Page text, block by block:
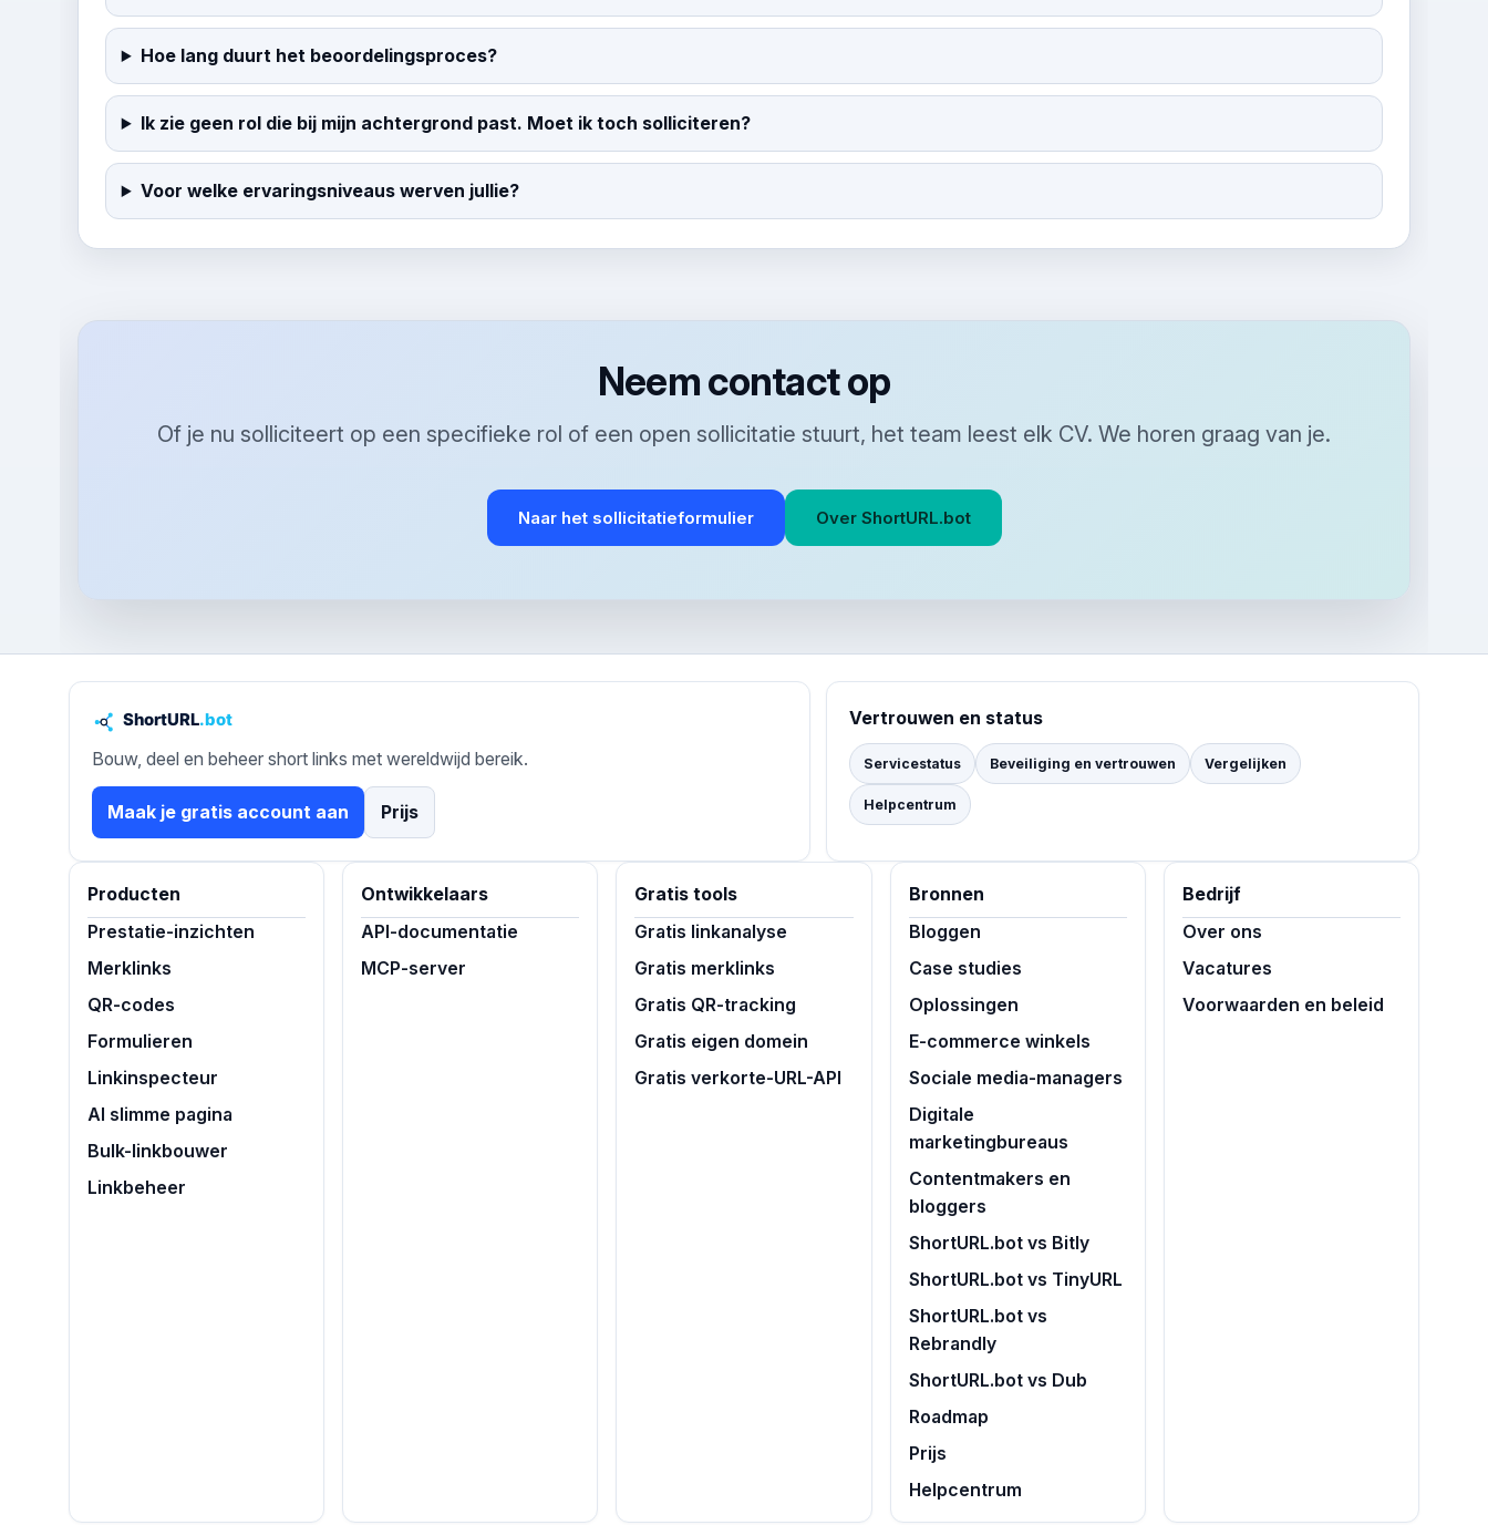
Hoe lang duurt het beoordelingsproces?
Ik zie geen rol die bij mijn achtergrond past. Moet ik toch solliciteren?
Voor welke ervaringsniveaus werven jullie?
Neem contact op
Of je nu solliciteert op een specifieke rol of een open sollicitatie stuurt, het team leest elk CV. We horen graag van je.
Naar het sollicitatieformulier Over ShortURL.bot
Bouw, deel en beheer short links met wereldwijd bereik.
Maak je gratis account aan Prijs
Vertrouwen en status
Servicestatus Beveiliging en vertrouwen Vergelijken
Helpcentrum
Producten
Prestatie-inzichten
Merklinks
QR-codes
Formulieren
Linkinspecteur
AI slimme pagina
Bulk-linkbouwer
Linkbeheer
Ontwikkelaars
API-documentatie
MCP-server
Gratis tools
Gratis linkanalyse
Gratis merklinks
Gratis QR-tracking
Gratis eigen domein
Gratis verkorte-URL-API
Bronnen
Bloggen
Case studies
Oplossingen
E-commerce winkels
Sociale media-managers
Digitale
marketingbureaus
Contentmakers en
bloggers
ShortURL.bot vs Bitly
ShortURL.bot vs TinyURL
ShortURL.bot vs
Rebrandly
ShortURL.bot vs Dub
Roadmap
Prijs
Helpcentrum
Bedrijf
Over ons
Vacatures
Voorwaarden en beleid